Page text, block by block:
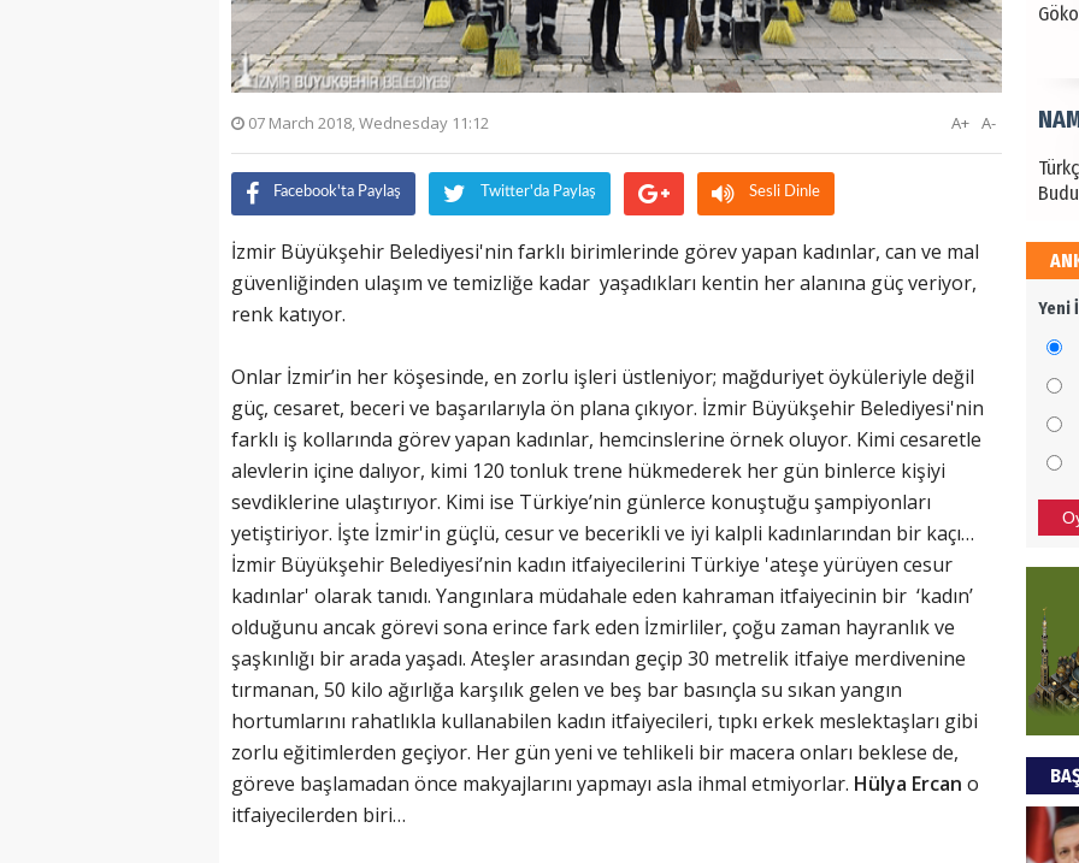
07 March 2018, Wednesday 11:12 A-
A+
Facebook'ta Paylaş Twitter'da Paylaş Sesli Dinle
İzmir Büyükşehir Belediyesi'nin farklı birimlerinde görev yapan kadınlar, can ve mal
güvenliğinden ulaşım ve temizliğe kadar yaşadıkları kentin her alanına güç veriyor,
renk katıyor.
Onlar İzmir’in her köşesinde, en zorlu işleri üstleniyor; mağduriyet öyküleriyle değil
güç, cesaret, beceri ve başarılarıyla ön plana çıkıyor. İzmir Büyükşehir Belediyesi'nin
farklı iş kollarında görev yapan kadınlar, hemcinslerine örnek oluyor. Kimi cesaretle
alevlerin içine dalıyor, kimi 120 tonluk trene hükmederek her gün binlerce kişiyi
sevdiklerine ulaştırıyor. Kimi ise Türkiye’nin günlerce konuştuğu şampiyonları
yetiştiriyor. İşte İzmir'in güçlü, cesur ve becerikli ve iyi kalpli kadınlarından bir kaçı…
İzmir Büyükşehir Belediyesi’nin kadın itfaiyecilerini Türkiye 'ateşe yürüyen cesur
kadınlar' olarak tanıdı. Yangınlara müdahale eden kahraman itfaiyecinin bir ‘kadın’
olduğunu ancak görevi sona erince fark eden İzmirliler, çoğu zaman hayranlık ve
şaşkınlığı bir arada yaşadı. Ateşler arasından geçip 30 metrelik itfaiye merdivenine
tırmanan, 50 kilo ağırlığa karşılık gelen ve beş bar basınçla su sıkan yangın
hortumlarını rahatlıkla kullanabilen kadın itfaiyecileri, tıpkı erkek meslektaşları gibi
zorlu eğitimlerden geçiyor. Her gün yeni ve tehlikeli bir macera onları beklese de,
göreve başlamadan önce makyajlarını yapmayı asla ihmal etmiyorlar. Hülya Ercan o
itfaiyecilerden biri…
Bu
Yeni